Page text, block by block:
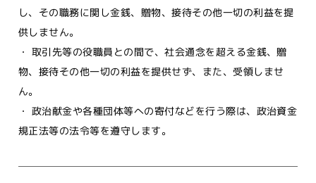
し、その職務に関し金銭、贈物、接待その他一切の利益を提
供しません。
・ 取引先等の役職員との間で、社会通念を超える金銭、贈
物、接待その他一切の利益を提供せず、また、受領しませ
ん。
・ 政治献金や各種団体等への寄付などを行う際は、政治資金
規正法等の法令等を遵守します。